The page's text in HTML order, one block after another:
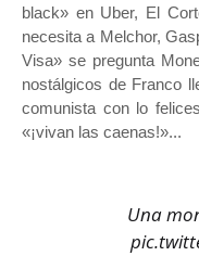
black» en Uber, El
necesita a Melchor,
Visa» se pregunta
nostálgicos de Franco
comunista con lo
«¡vivan las caenas!»...
Una